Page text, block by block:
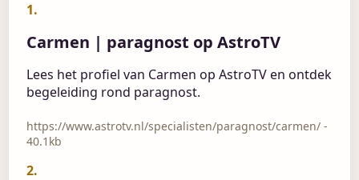
1.
Carmen | paragnost op AstroTV
Lees het profiel van Carmen op AstroTV en ontdek
begeleiding rond paragnost.
https://www.astrotv.nl/specialisten/paragnost/carmen/ -
40.1kb
2.